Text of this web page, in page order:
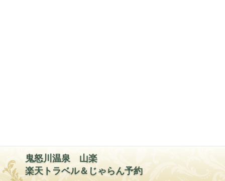
鬼怒川温泉 山楽
楽天トラベル＆じゃらん予約